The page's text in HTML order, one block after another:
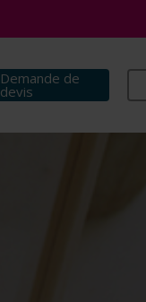
Demande de
devis